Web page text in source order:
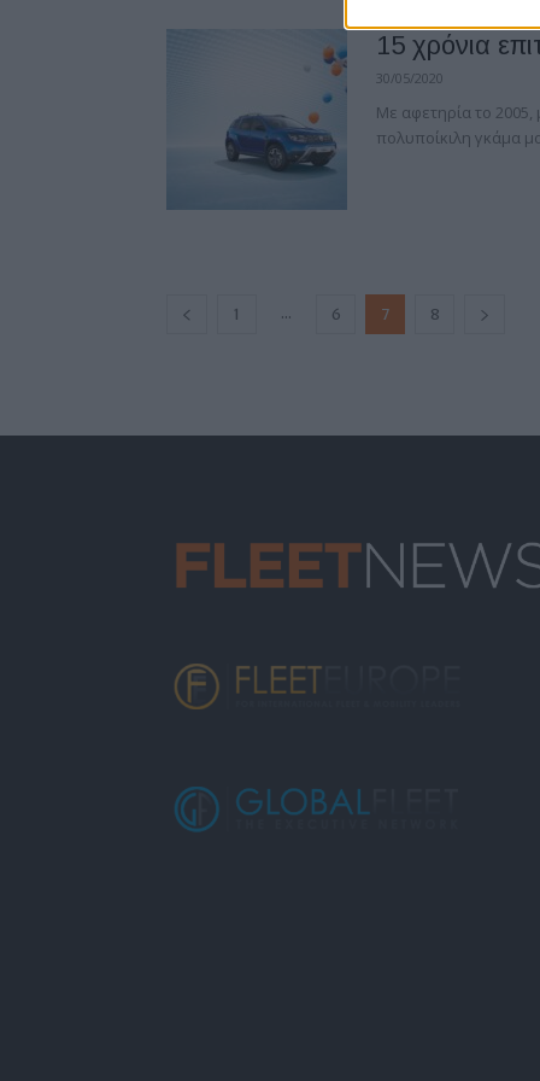
15 χρόνια
30/05/2020
Με αφετηρία το 2005,
πολυποίκιλη γκάμα
1 ... 6 7 8